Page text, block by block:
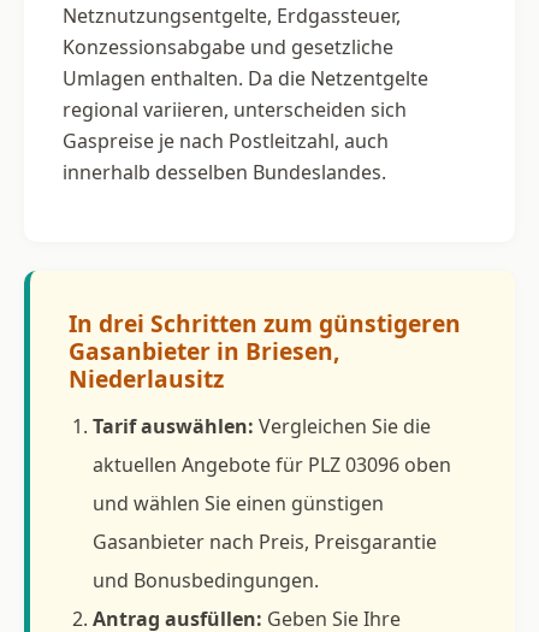
Netznutzungsentgelte, Erdgassteuer,
Konzessionsabgabe und gesetzliche
Umlagen enthalten. Da die Netzentgelte
regional variieren, unterscheiden sich
Gaspreise je nach Postleitzahl, auch
innerhalb desselben Bundeslandes.
In drei Schritten zum günstigeren
Gasanbieter in Briesen,
Niederlausitz
Tarif auswählen: Vergleichen Sie die
aktuellen Angebote für PLZ 03096 oben
und wählen Sie einen günstigen
Gasanbieter nach Preis, Preisgarantie
und Bonusbedingungen.
Antrag ausfüllen: Geben Sie Ihre